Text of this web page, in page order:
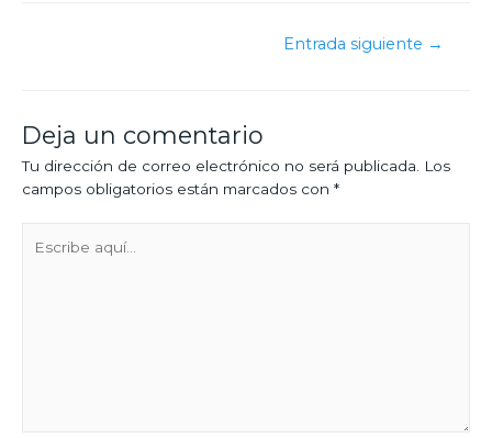
Entrada siguiente →
Deja un comentario
Tu dirección de correo electrónico no será publicada.
Los
campos obligatorios están marcados con *